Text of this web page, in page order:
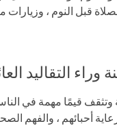
قبل النوم ، وزيارات
وراء التقاليد
وتثقف قيمًا مهمة في
أحبائهم ، والفهم